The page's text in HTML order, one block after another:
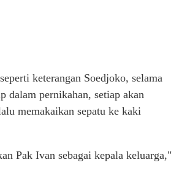
keterangan Soedjoko, selama
dalam pernikahan, setiap akan
memakaikan sepatu ke kaki
Pak Ivan sebagai kepala keluarga,"